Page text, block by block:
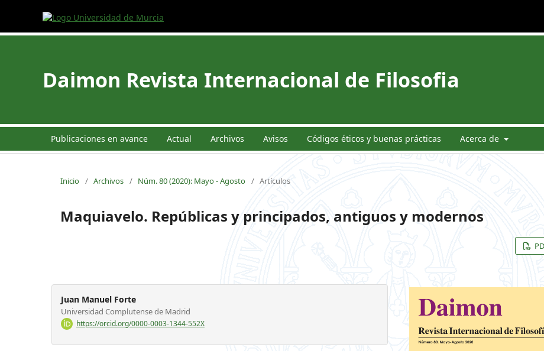
Daimon Revista Internacional de Filosofia
Publicaciones en avance Actual Archivos Avisos Códigos éticos y buenas prácticas Acerca de
Inicio / Archivos / Núm. 80 (2020): Mayo - Agosto / Artículos
Maquiavelo. Repúblicas y principados, antiguos y modernos
Juan Manuel Forte
Universidad Complutense de Madrid
https://orcid.org/0000-0003-1344-552X